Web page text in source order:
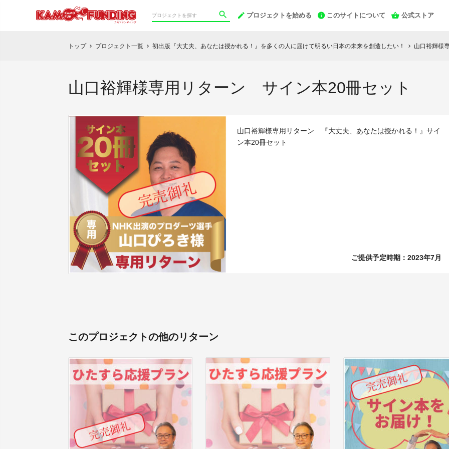
プロジェクトを始める このサイトについて 公式ストア
トップ chevron_right プロジェクト一覧 chevron_right 初出版『大丈夫、あなたは授かれる！』を多くの人に届けて明るい日本の未来を創造したい！ chevron_right 山口裕輝様
山口裕輝様専用リターン サイン本20冊セット
山口裕輝様専用リターン 『大丈夫、あなたは授かれる！』サイ
ン本20冊セット
ご提供予定時期：2023年7月
このプロジェクトの他のリターン